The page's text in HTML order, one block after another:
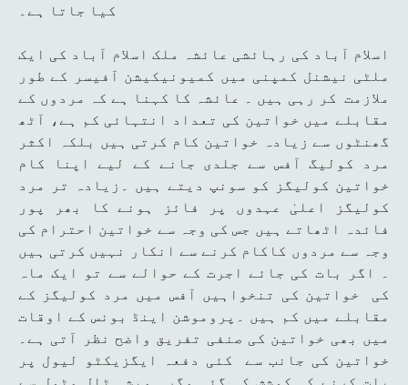
کیا جاتا ہے۔
اسلام آباد کی رہائشی عائشہ ملک اسلام آباد کی ایک
ملٹی نیشنل کمپنی میں کمیونیکیشن آفیسر کے طور
ملازمت کر رہی ہیں ۔ عائشہ کا کہنا ہے کہ مردوں کے
مقابلے میں خواتین کی تعداد انتہائی کم ہے، آٹھ
گھنٹوں سے زیادہ خواتین کام کرتی ہیں بلکہ اکثر
مرد کولیگ آفس سے جلدی جانے کے لیے اپنا کام
خواتین کولیگز کو سونپ دیتے ہیں ۔زیادہ تر مرد
کولیگز اعلیٰ عہدوں پر فائز ہونے کا بھر پور
فائدہ اٹھاتے ہیں جس کی وجہ سے خواتین احترام کی
وجہ سے مردوں کاکام کرنے سے انکار نہیں کرتی ہیں
۔ اگر بات کی جائے اجرت کے حوالے سے تو ایک ماہ
کی خواتین کی تنخواہیں آفس میں مرد کولیگز کے
مقابلے میں کم ہیں ۔پروموشن اینڈ بونس کے اوقات
میں بھی خواتین کی صنفی تفریق واضح نظر آتی ہے۔
خواتین کی جانب سے کئی دفعہ ایگزیکٹو لیول پر
بات کرنے کی کوشش کی گئی مگر ہمیشہ ٹال مٹول سے